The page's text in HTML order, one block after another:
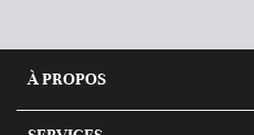
À PROPOS